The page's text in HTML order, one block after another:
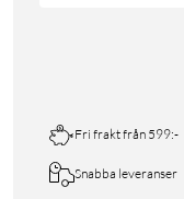
Fri frakt från 599:-
Snabba leveranser